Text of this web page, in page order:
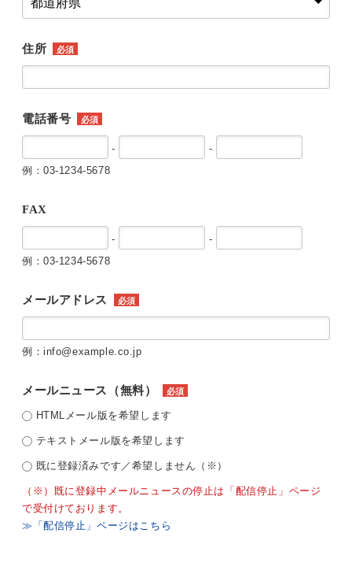
住所 必須
電話番号 必須
-
-
例：03-1234-5678
FAX
-
-
例：03-1234-5678
メールアドレス 必須
例：info@example.co.jp
メールニュース（無料） 必須
HTMLメール版を希望します
テキストメール版を希望します
既に登録済みです／希望しません（※）
（※）既に登録中メールニュースの停止は「配信停止」ページ
で受付けております。
≫「配信停止」ページはこちら